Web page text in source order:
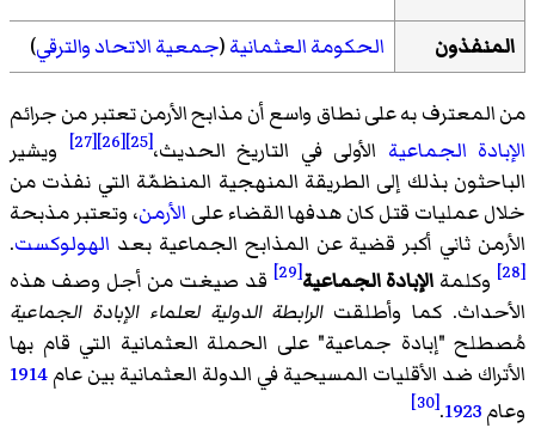
المنفذون الحكومة العثمانية(جمعية الاتحاد والترقي)
من المعترف به على نطاق واسع أن مذابح الأرمن تعتبر من جرائم
الإبادة الجماعية الأولى في التاريخ الحديث،[25]
[26]
[27]
ويشير
الباحثون بذلك إلى الطريقة المنهجية المنظمّة التي نفذت من
خلال عمليات قتل كان هدفها القضاء على الأرمن، وتعتبر مذبحة
الأرمن ثاني أكبر قضية عن المذابح الجماعية بعد الهولوكست.
[28] وكلمة الإبادة الجماعية[29]
قد صيغت من أجل وصف هذه
الأحداث. كما وأطلقتالرابطة الدولية لعلماء الإبادة الجماعية
مُصطلح "إبادة جماعية" على الحملة العثمانية التي قام بها
الأتراك ضد الأقليات المسيحية في الدولة العثمانية بين عام1914
وعام1923
.
[30]